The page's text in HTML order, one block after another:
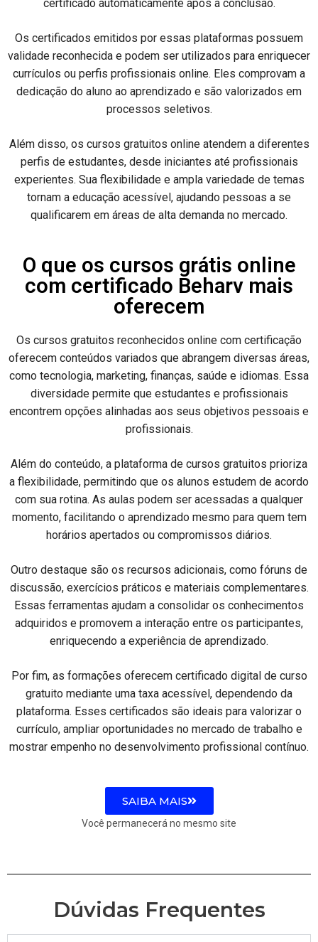
certificado automaticamente após a conclusão.
Os certificados emitidos por essas plataformas possuem
validade reconhecida e podem ser utilizados para enriquecer
currículos ou perfis profissionais online. Eles comprovam a
dedicação do aluno ao aprendizado e são valorizados em
processos seletivos.
Além disso, os cursos gratuitos online atendem a diferentes
perfis de estudantes, desde iniciantes até profissionais
experientes. Sua flexibilidade e ampla variedade de temas
tornam a educação acessível, ajudando pessoas a se
qualificarem em áreas de alta demanda no mercado.
O que os cursos grátis online
com certificado Beharv mais
oferecem
Os cursos gratuitos reconhecidos online com certificação
oferecem conteúdos variados que abrangem diversas áreas,
como tecnologia, marketing, finanças, saúde e idiomas. Essa
diversidade permite que estudantes e profissionais
encontrem opções alinhadas aos seus objetivos pessoais e
profissionais.
Além do conteúdo, a plataforma de cursos gratuitos prioriza
a flexibilidade, permitindo que os alunos estudem de acordo
com sua rotina. As aulas podem ser acessadas a qualquer
momento, facilitando o aprendizado mesmo para quem tem
horários apertados ou compromissos diários.
Outro destaque são os recursos adicionais, como fóruns de
discussão, exercícios práticos e materiais complementares.
Essas ferramentas ajudam a consolidar os conhecimentos
adquiridos e promovem a interação entre os participantes,
enriquecendo a experiência de aprendizado.
Por fim, as formações oferecem certificado digital de curso
gratuito mediante uma taxa acessível, dependendo da
plataforma. Esses certificados são ideais para valorizar o
currículo, ampliar oportunidades no mercado de trabalho e
mostrar empenho no desenvolvimento profissional contínuo.
SAIBA MAIS
Você permanecerá no mesmo site
Dúvidas Frequentes